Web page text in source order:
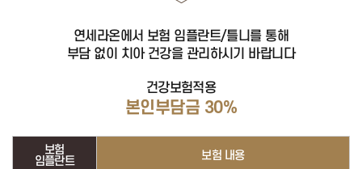
연세라온에서 보험 임플란트/틀니를 통해
부담 없이 치아 건강을 관리하시기 바랍니다
건강보험적용
본인부담금 30%
보험
임플란트
보험 내용